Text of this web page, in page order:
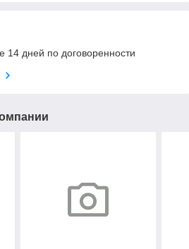
14 дней по договоренности